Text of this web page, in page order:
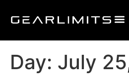
Day: July